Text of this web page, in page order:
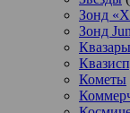
Зонд
Зонд
Квазары
Кометы